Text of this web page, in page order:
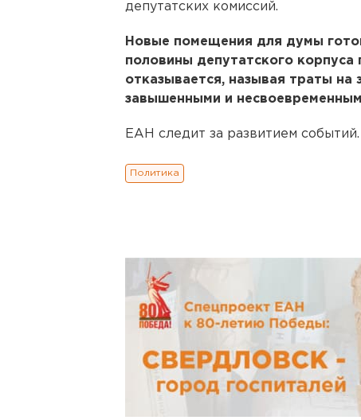
депутатских комиссий.
Новые помещения для думы
половины депутатского корпуса
отказывается, называя траты
завышенными и
ЕАН следит за развитием событий.
Политика